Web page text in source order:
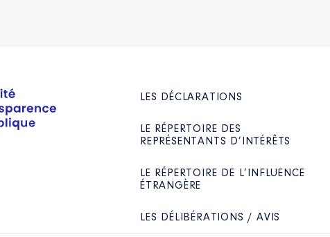
LES DÉCLARATIONS
LE RÉPERTOIRE DES
REPRÉSENTANTS D’INTÉRÊTS
LE RÉPERTOIRE DE L’INFLUENCE
ÉTRANGÈRE
LES DÉLIBÉRATIONS / AVIS